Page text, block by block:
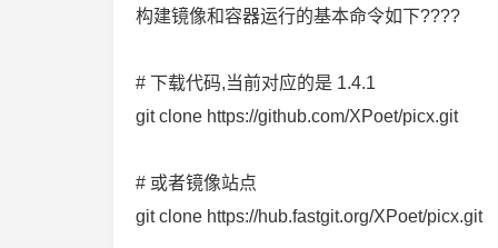
构建镜像和容器运行的基本命令如下????
# 下载代码,当前对应的是 1.4.1
git clone https://github.com/XPoet/picx.git
# 或者镜像站点
git clone https://hub.fastgit.org/XPoet/picx.git